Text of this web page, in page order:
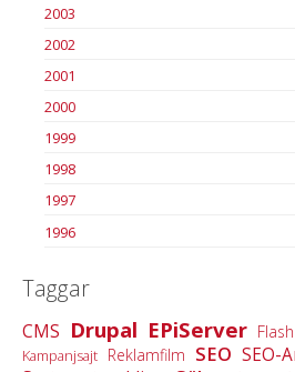
2003
2002
2001
2000
1999
1998
1997
1996
Taggar
CMS Drupal EPiServer Flash
Kampanjsajt Reklamfilm SEO SEO-